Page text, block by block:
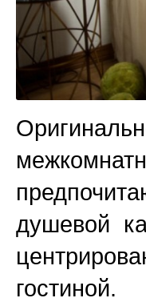
душевой
гостиной.